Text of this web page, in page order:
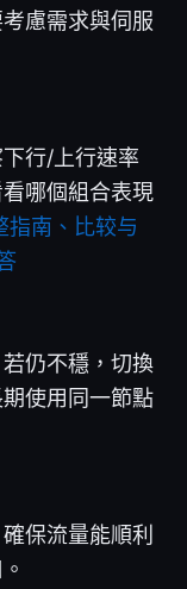
慮需求與伺服
行/上行速率
哪個組合表現
指南、比较与
仍不穩，切換
使用同一節點
保流量能順利